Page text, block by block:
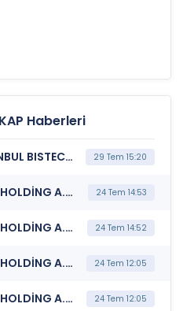
KAP Haberleri
***ENDAE*** BORSA İSTANBUL BISTECH DEVRE KESİCİ UYGULAMASI (Pay Bazında Devre Kesici Bildirimi) 29 Tem 15:20
***ENDAE*** ENDA ENERJİ HOLDİNG A.Ş. (Kurumsal Yönetim Bilgi Formu (Güncelleme) - Yönetim Kurulu-2) 24 Tem 14:53
***ENDAE*** ENDA ENERJİ HOLDİNG A.Ş. (Kurumsal Yönetim Bilgi Formu (Güncelleme) - Yönetim Kurulu-1) 24 Tem 14:52
***ENDAE*** ENDA ENERJİ HOLDİNG A.Ş. (Bağımsız Denetim Kuruluşunun Belirlenmesi) 24 Tem 12:05
***ENDAE*** ENDA ENERJİ HOLDİNG A.Ş. (Genel Kurul İşlemlerine İlişkin Bildirim) 24 Tem 12:05